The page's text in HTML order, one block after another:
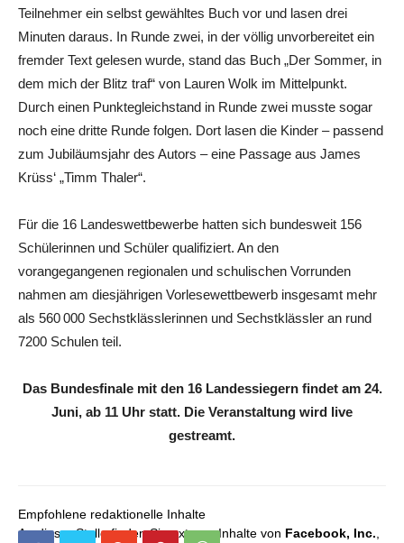
Teilnehmer ein selbst gewähltes Buch vor und lasen drei
Minuten daraus. In Runde zwei, in der völlig unvorbereitet ein
fremder Text gelesen wurde, stand das Buch „Der Sommer, in
dem mich der Blitz traf“ von Lauren Wolk im Mittelpunkt.
Durch einen Punktegleichstand in Runde zwei musste sogar
noch eine dritte Runde folgen. Dort lasen die Kinder – passend
zum Jubiläumsjahr des Autors – eine Passage aus James
Krüss‘ „Timm Thaler“.
Für die 16 Landeswettbewerbe hatten sich bundesweit 156
Schülerinnen und Schüler qualifiziert. An den
vorangegangenen regionalen und schulischen Vorrunden
nahmen am diesjährigen Vorlesewettbewerb insgesamt mehr
als 560 000 Sechstklässlerinnen und Sechstklässler an rund
7200 Schulen teil.
Das Bundesfinale mit den 16 Landessiegern findet am 24.
Juni, ab 11 Uhr statt. Die Veranstaltung wird live
gestreamt.
Empfohlene redaktionelle Inhalte
An dieser Stelle finden Sie externe Inhalte von Facebook, Inc.